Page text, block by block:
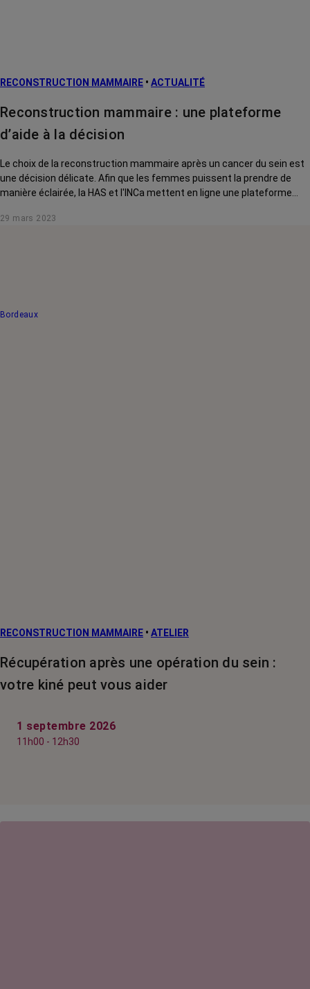
RECONSTRUCTION MAMMAIRE • ACTUALITÉ
Reconstruction mammaire : une plateforme
d’aide à la décision
Le choix de la reconstruction mammaire après un cancer du sein est
une décision délicate. Afin que les femmes puissent la prendre de
manière éclairée, la HAS et l'INCa mettent en ligne une plateforme
29 mars 2023
Bordeaux
RECONSTRUCTION MAMMAIRE • ATELIER
Récupération après une opération du sein :
votre kiné peut vous aider
1 septembre 2026
11h00 - 12h30